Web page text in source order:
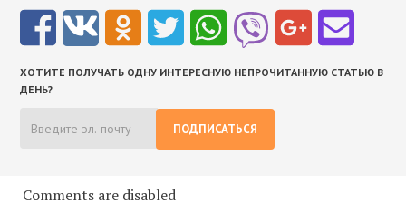
ХОТИТЕ ПОЛУЧАТЬ ОДНУ ИНТЕРЕСНУЮ НЕПРОЧИТАННУЮ СТАТЬЮ В
ДЕНЬ?
ПОДПИСАТЬСЯ
Comments are disabled